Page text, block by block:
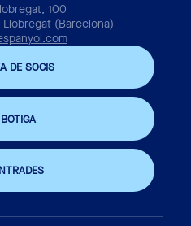
100
(Barcelona)
DE SOCIS
BOTIGA